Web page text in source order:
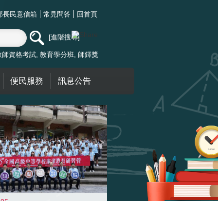
長民意信箱 常見問答 回首頁
進階搜尋
師資格考試 教育學分班 師鐸獎
便民服務 訊息公告